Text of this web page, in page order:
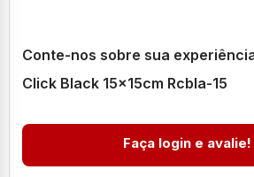
Conte-nos sobre sua
Click Black 15x15cm Rcbla-15
Faça login e avalie!